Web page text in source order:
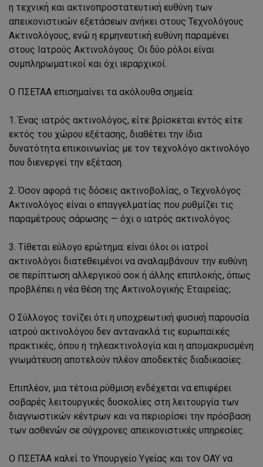
η τεχνική και ακτινοπροστατευτική ευθύνη των
απεικονιστικών εξετάσεων ανήκει στους Τεχνολόγους
Ακτινολόγους, ενώ η ερμηνευτική ευθύνη παραμένει
στους Ιατρούς Ακτινολόγους. Οι δύο ρόλοι είναι
συμπληρωματικοί και όχι ιεραρχικοί.
Ο ΠΣΕΤΑΑ επισημαίνει τα ακόλουθα σημεία:
1. Ένας ιατρός ακτινολόγος, είτε βρίσκεται εντός είτε
εκτός του χώρου εξέτασης, διαθέτει την ίδια
δυνατότητα επικοινωνίας με τον τεχνολόγο ακτινολόγο
που διενεργεί την εξέταση.
2. Όσον αφορά τις δόσεις ακτινοβολίας, ο Τεχνολόγος
Ακτινολόγος είναι ο επαγγελματίας που ρυθμίζει τις
παραμέτρους σάρωσης — όχι ο ιατρός ακτινολόγος.
3. Τίθεται εύλογο ερώτημα: είναι όλοι οι ιατροί
ακτινολόγοι διατεθειμένοι να αναλαμβάνουν την ευθύνη
σε περίπτωση αλλεργικού σοκ ή άλλης επιπλοκής, όπως
προβλέπει η νέα θέση της Ακτινολογικής Εταιρείας;
Ο Σύλλογος τονίζει ότι η υποχρεωτική φυσική παρουσία
ιατρού ακτινολόγου δεν αντανακλά τις ευρωπαϊκές
πρακτικές, όπου η τηλεακτινολογία και η απομακρυσμένη
γνωμάτευση αποτελούν πλέον αποδεκτές διαδικασίες.
Επιπλέον, μια τέτοια ρύθμιση ενδέχεται να επιφέρει
σοβαρές λειτουργικές δυσκολίες στη λειτουργία των
διαγνωστικών κέντρων και να περιορίσει την πρόσβαση
των ασθενών σε σύγχρονες απεικονιστικές υπηρεσίες.
Ο ΠΣΕΤΑΑ καλεί το Υπουργείο Υγείας και τον ΟΑΥ να